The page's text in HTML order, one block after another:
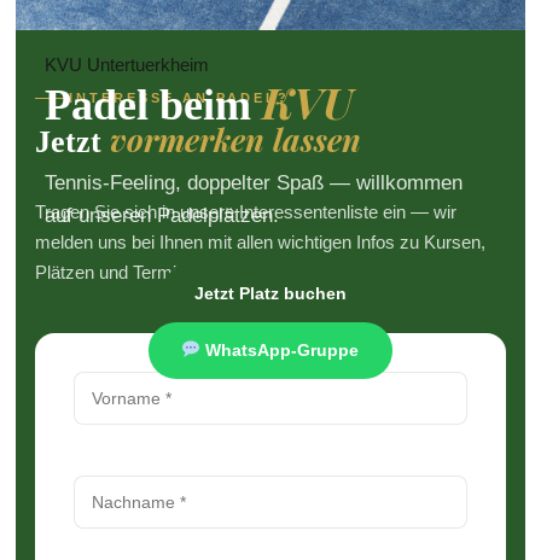
KVU Untertuerkheim
Padel beimKVU
Tennis-Feeling, doppelter Spaß — willkommen
auf unseren Padelplätzen.
Jetzt Platz buchen
WhatsApp-Gruppe
INTERESSE AN PADEL?
Jetzt vormerken lassen
Tragen Sie sich in unsere Interessentenliste ein — wir
melden uns bei Ihnen mit allen wichtigen Infos zu Kursen,
Plätzen und Terminen.